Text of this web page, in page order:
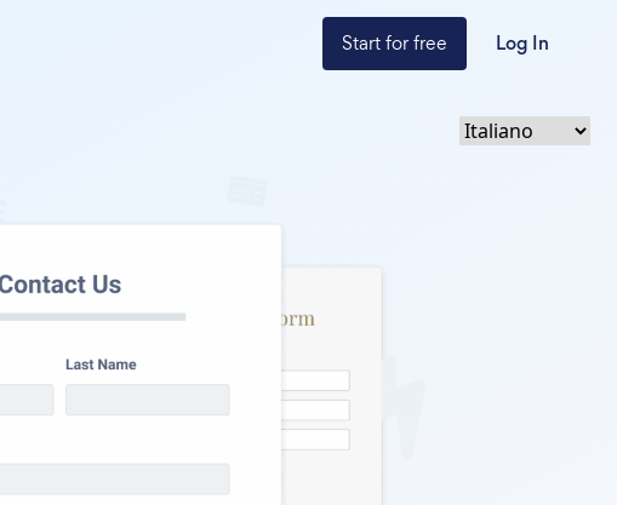
Start for free Log In